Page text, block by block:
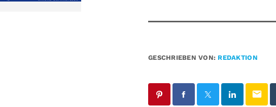
GESCHRIEBEN VON: REDAKTION
email